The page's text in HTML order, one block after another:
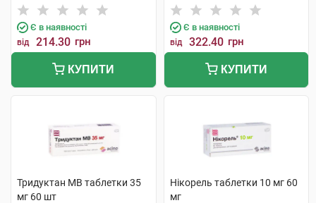
Є в наявності
від 214.30 грн
КУПИТИ
Є в наявності
від 322.40 грн
КУПИТИ
Тридуктан МВ таблетки 35
мг 60 шт
Нікорель таблетки 10 мг 60
мг